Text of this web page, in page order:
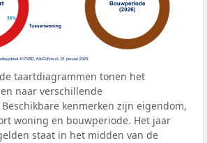
taartdiagrammen tonen het
naar verschillende
kenmerken zijn eigendom,
woning en bouwperiode. Het jaar
staat in het midden van de